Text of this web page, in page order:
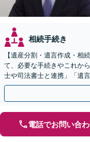
相続手続き
【遺産分割・遺言作成・相
て、必要な手続きやこれか
士や司法書士と連携」「遺
式や内容について丁寧にア
電話でお問い合